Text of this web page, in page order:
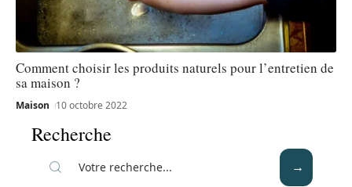
Comment choisir les produits naturels pour l’entretien de
sa maison ?
Maison 10 octobre 2022
Recherche